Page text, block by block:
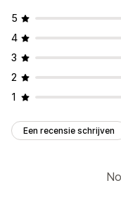
5
4
3
2
1
Een recensie schrijven